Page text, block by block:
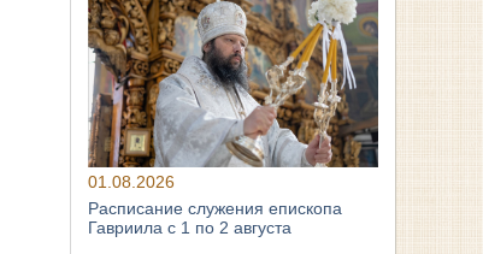
01.08.2026
Расписание служения епископа
Гавриила с 1 по 2 августа